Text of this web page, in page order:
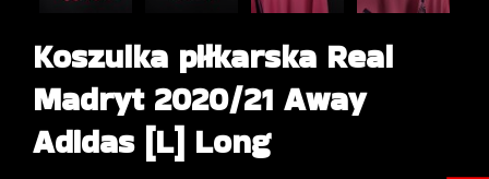
Koszulka piłkarska Real
Madryt 2020/21 Away
Adidas [L] Long